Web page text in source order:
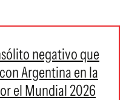
negativo que
Argentina en la
el Mundial 2026